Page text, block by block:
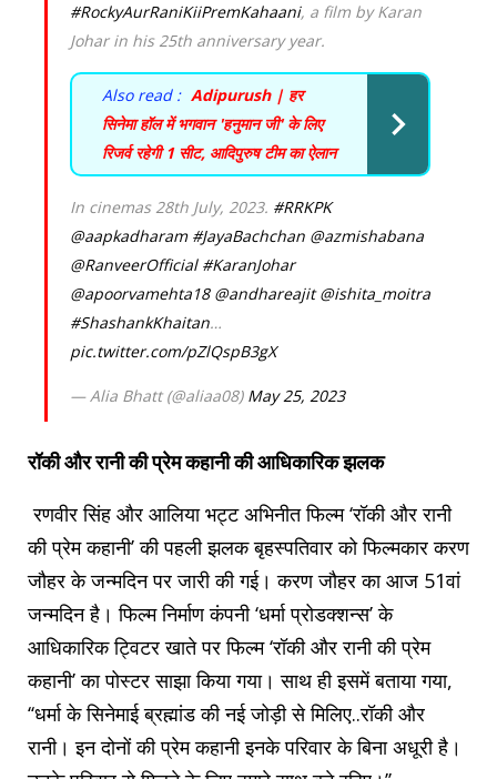
#RockyAurRaniKiiPremKahaani, a film by Karan
Johar in his 25th anniversary year.
Also read : Adipurush | हर
सिनेमा हॉल में भगवान 'हनुमान जी' के लिए
रिजर्व रहेगी 1 सीट, आदिपुरुष टीम का ऐलान
In cinemas 28th July, 2023. #RRKPK
@aapkadharam #JayaBachchan @azmishabana
@RanveerOfficial #KaranJohar
@apoorvamehta18 @andhareajit @ishita_moitra
#ShashankKhaitan…
pic.twitter.com/pZlQspB3gX
— Alia Bhatt (@aliaa08) May 25, 2023
रॉकी और रानी की प्रेम कहानी की आधिकारिक झलक
रणवीर सिंह और आलिया भट्ट अभिनीत फिल्म ‘रॉकी और रानी
की प्रेम कहानी’ की पहली झलक बृहस्पतिवार को फिल्मकार करण
जौहर के जन्मदिन पर जारी की गई। करण जौहर का आज 51वां
जन्मदिन है। फिल्म निर्माण कंपनी ‘धर्मा प्रोडक्शन्स’ के
आधिकारिक ट्विटर खाते पर फिल्म ‘रॉकी और रानी की प्रेम
कहानी’ का पोस्टर साझा किया गया। साथ ही इसमें बताया गया,
‘‘धर्मा के सिनेमाई ब्रह्मांड की नई जोड़ी से मिलिए..रॉकी और
रानी। इन दोनों की प्रेम कहानी इनके परिवार के बिना अधूरी है।